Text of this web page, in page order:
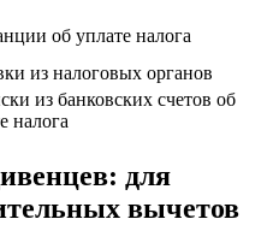
об уплате налога
из налоговых органов
из банковских счетов об
налога
для
вычетов